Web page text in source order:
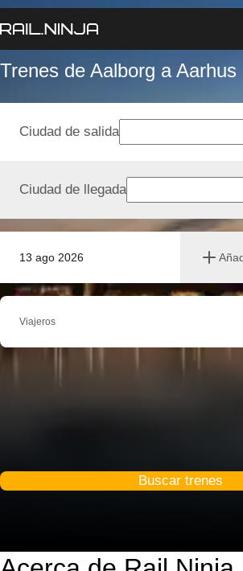
Trenes de Aalborg a Aarhus
13 ago 2026
Ciudad de salida
Ciudad de llegada
Viajeros
Buscar trenes